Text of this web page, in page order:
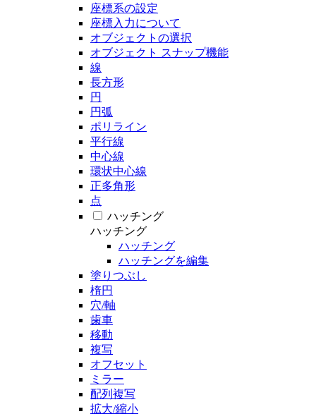
座標系の設定
座標入力について
オブジェクトの選択
オブジェクト スナップ機能
線
長方形
円
円弧
ポリライン
平行線
中心線
環状中心線
正多角形
点
ハッチング
ハッチング
ハッチング
ハッチングを編集
塗りつぶし
楕円
穴/軸
歯車
移動
複写
オフセット
ミラー
配列複写
拡大/縮小